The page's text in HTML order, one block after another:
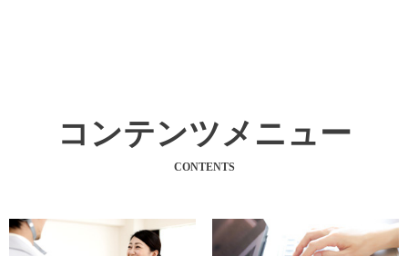
コンテンツメニュー
CONTENTS